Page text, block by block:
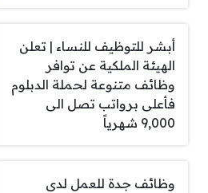
أبشر للتوظيف للنساء | تعلن
الهيئة الملكية عن توافر
وظائف متنوعة لحملة الدبلوم
فأعلى برواتب تصل الى
9,000 شهرياً
وظائف جدة للعمل لدى